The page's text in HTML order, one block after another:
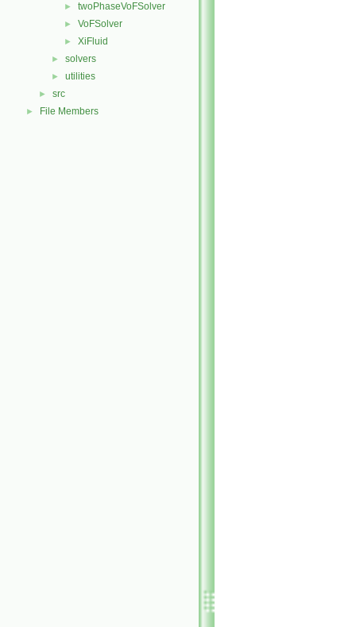
► twoPhaseVoFSolver
► VoFSolver
► XiFluid
► solvers
► utilities
► src
► File Members